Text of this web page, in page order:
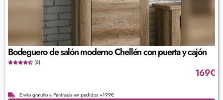
Bodeguero de salón moderno Chellén con puerta y cajón
(6)
169€
Envío gratuito a Península en pedidos +199€